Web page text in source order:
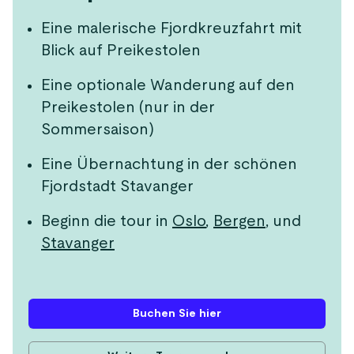
Eine malerische Fjordkreuzfahrt mit
Blick auf Preikestolen
Eine optionale Wanderung auf den
Preikestolen (nur in der
Sommersaison)
Eine Übernachtung in der schönen
Fjordstadt Stavanger
Beginn die tour in Oslo, Bergen, und
Stavanger
Buchen Sie hier